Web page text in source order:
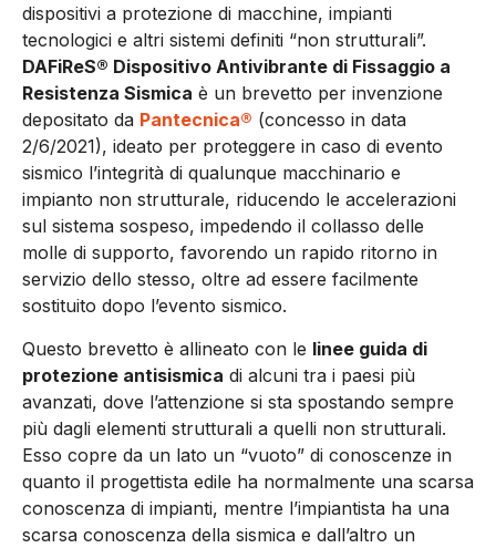
dispositivi a protezione di macchine, impianti
tecnologici e altri sistemi definiti “non strutturali”.
DAFiReS® Dispositivo Antivibrante di Fissaggio a
Resistenza Sismica è un brevetto per invenzione
depositato da Pantecnica® (concesso in data
2/6/2021), ideato per proteggere in caso di evento
sismico l’integrità di qualunque macchinario e
impianto non strutturale, riducendo le accelerazioni
sul sistema sospeso, impedendo il collasso delle
molle di supporto, favorendo un rapido ritorno in
servizio dello stesso, oltre ad essere facilmente
sostituito dopo l’evento sismico.
Questo brevetto è allineato con le linee guida di
protezione antisismica di alcuni tra i paesi più
avanzati, dove l’attenzione si sta spostando sempre
più dagli elementi strutturali a quelli non strutturali.
Esso copre da un lato un “vuoto” di conoscenze in
quanto il progettista edile ha normalmente una scarsa
conoscenza di impianti, mentre l’impiantista ha una
scarsa conoscenza della sismica e dall’altro un